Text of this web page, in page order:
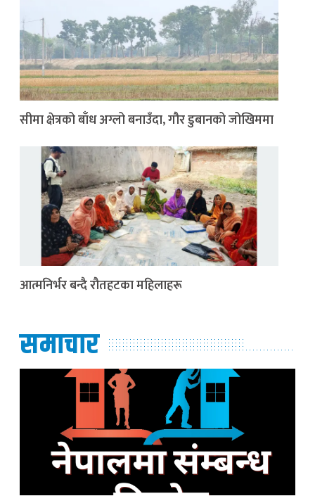
सीमा क्षेत्रको बाँध अग्लो बनाउँदा, गौर डुबानको जोखिममा
आत्मनिर्भर बन्दै रौतहटका महिलाहरू
समाचार